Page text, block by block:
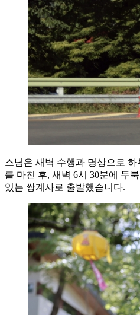
스님은 새벽 수행과 명상으로
를 마친 후, 새벽 6시 30분에 두
있는 쌍계사로 출발했습니다.